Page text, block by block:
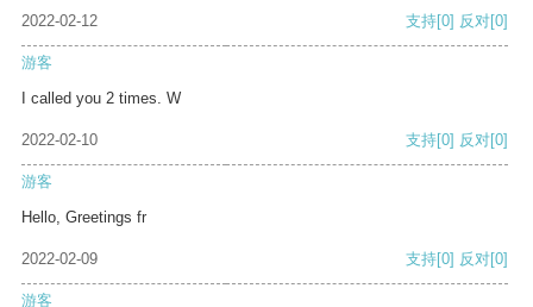
2022-02-12 支持[0] 反对[0]
游客
I called you 2 times. W
2022-02-10 支持[0] 反对[0]
游客
Hello, Greetings fr
2022-02-09 支持[0] 反对[0]
游客